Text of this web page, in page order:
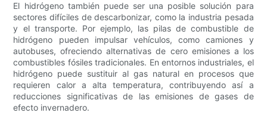
El hidrógeno también puede ser una posible solución para
sectores difíciles de descarbonizar, como la industria pesada
y el transporte. Por ejemplo, las pilas de combustible de
hidrógeno pueden impulsar vehículos, como camiones y
autobuses, ofreciendo alternativas de cero emisiones a los
combustibles fósiles tradicionales. En entornos industriales, el
hidrógeno puede sustituir al gas natural en procesos que
requieren calor a alta temperatura, contribuyendo así a
reducciones significativas de las emisiones de gases de
efecto invernadero.